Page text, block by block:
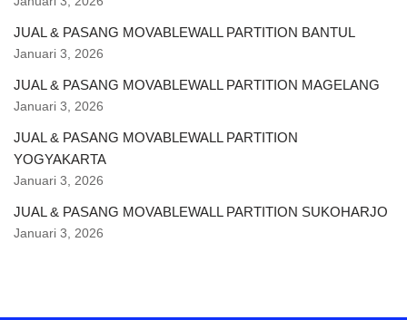
JUAL & PASANG MOVABLEWALL PARTITION BANTUL
Januari 3, 2026
JUAL & PASANG MOVABLEWALL PARTITION MAGELANG
Januari 3, 2026
JUAL & PASANG MOVABLEWALL PARTITION
YOGYAKARTA
Januari 3, 2026
JUAL & PASANG MOVABLEWALL PARTITION SUKOHARJO
Januari 3, 2026